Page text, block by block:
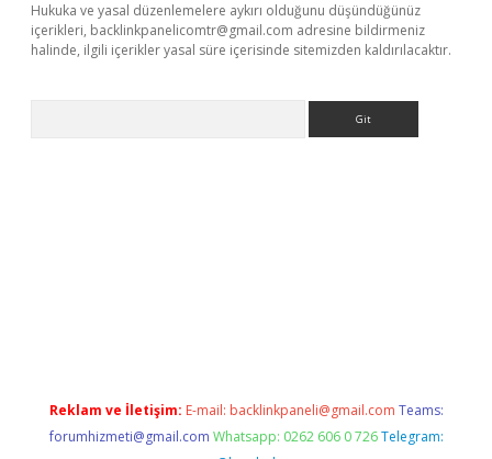
Hukuka ve yasal düzenlemelere aykırı olduğunu düşündüğünüz
içerikleri, backlinkpanelicomtr@gmail.com adresine bildirmeniz
halinde, ilgili içerikler yasal süre içerisinde sitemizden kaldırılacaktır.
Reklam ve İletişim: E-mail: backlinkpaneli@gmail.com Teams:
forumhizmeti@gmail.com Whatsapp: 0262 606 0 726 Telegram: